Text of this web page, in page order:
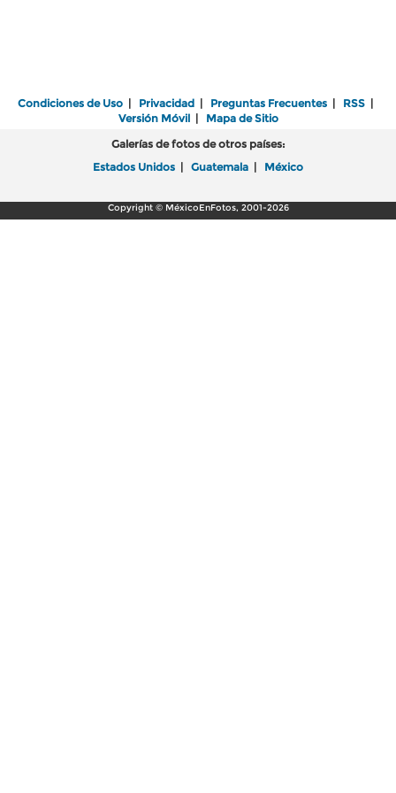
Condiciones de Uso | Privacidad | Preguntas Frecuentes | RSS |
Versión Móvil| Mapa de Sitio
Galerías de fotos de otros países:
Estados Unidos | Guatemala | México
Copyright © MéxicoEnFotos, 2001-2026